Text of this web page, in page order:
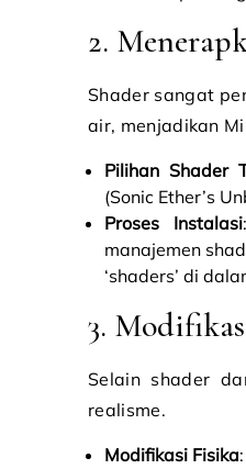
2.
Shader sangat
air, menjadikan
Pilihan Shader
(Sonic Ether’s
Proses Instalasi
manajemen
‘shaders’ di
3.
Selain shader
realisme.
Modifikasi Fisika